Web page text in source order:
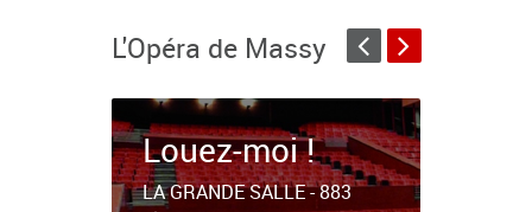
L'Opéra de Massy
Louez-moi !
LA GRANDE SALLE - 883